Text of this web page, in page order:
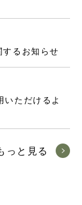
るお知らせ
ただけるよ
っと見る